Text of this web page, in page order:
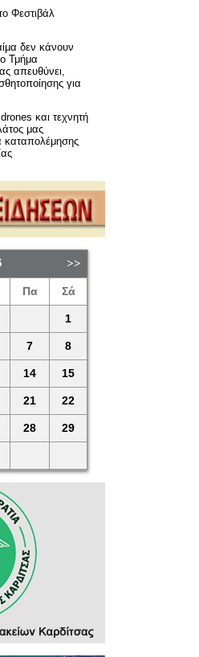
Φεστιβάλ
δεν κάνουν
Τμήμα
απευθύνει,
για
και τεχνητή
μας
καταπολέμησης
Πα Σά
1
7 8
14 15
21 22
28 29